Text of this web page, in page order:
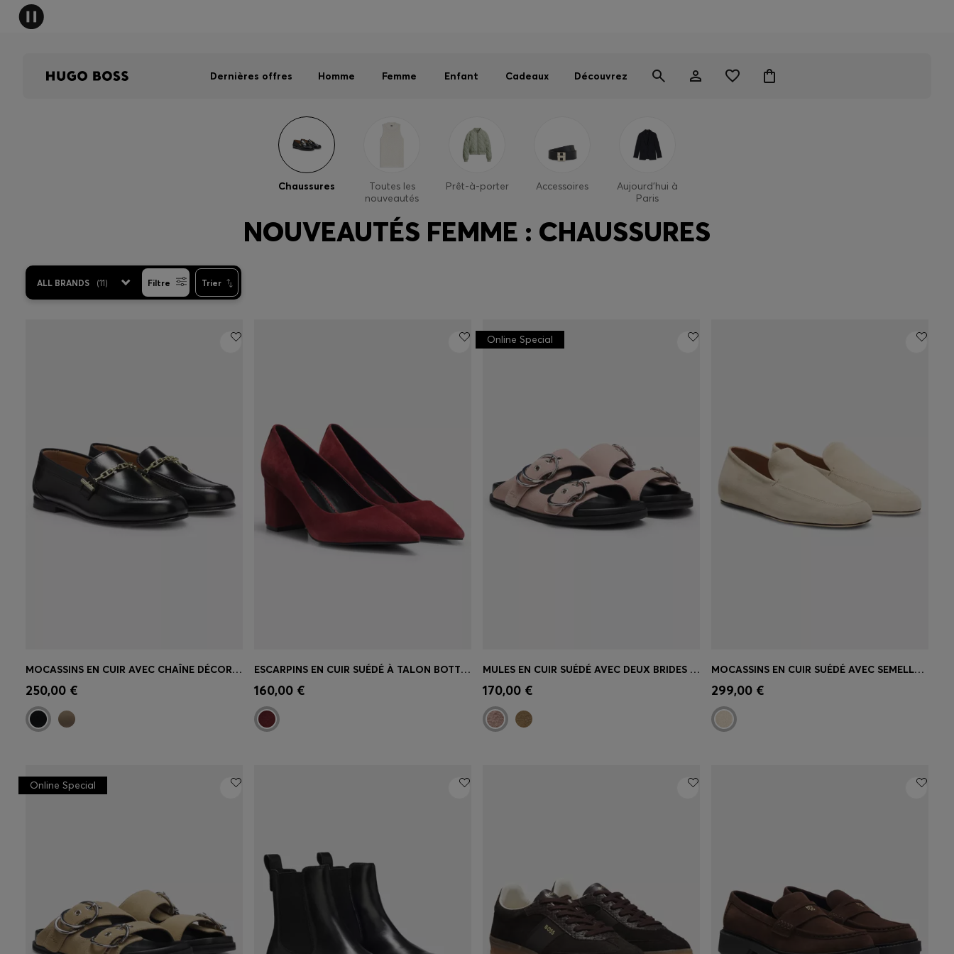
Dernières offres Homme Femme Enfant Cadeaux Découvrez
Chaussures
Toutes les
nouveautés
Prêt-à-porter Accessoires
Aujourd'hui à
Paris
NOUVEAUTÉS FEMME : CHAUSSURES
ALL BRANDS (11) Filtre Trier
Achat rapide
taille)
MOCASSINS EN CUIR AVEC CHAÎNE DÉCORATIVE ET DÉTAIL LOGO
250,00 € Achat rapide
taille)
ESCARPINS EN CUIR SUÉDÉ À TALON BOTTIER ET BOUT POINTU
160,00 € Achat rapide
taille)
Online Special
MULES EN CUIR SUÉDÉ AVEC DEUX BRIDES À BOUCLES
170,00 € Achat rapide
taille)
MOCASSINS EN CUIR SUÉDÉ AVEC SEMELLE EXTÉRIEURE EN CUIR
299,00 €
Online Special